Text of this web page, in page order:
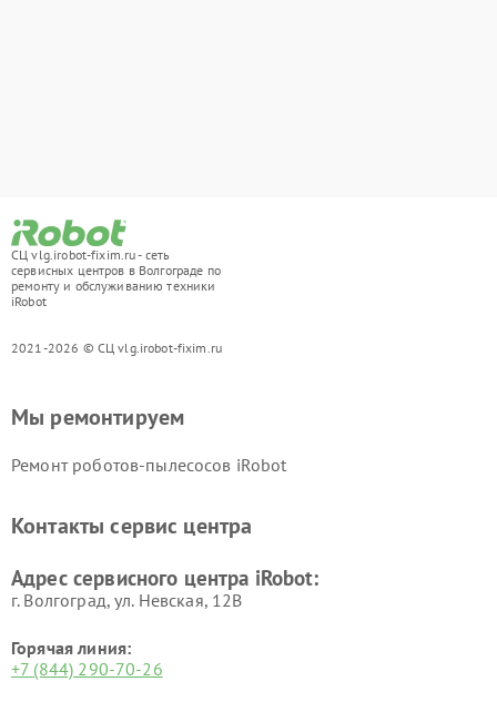
СЦ vlg.irobot-fixim.ru - сеть
сервисных центров в Волгограде по
ремонту и обслуживанию техники
iRobot
2021-2026 © СЦ vlg.irobot-fixim.ru
Мы ремонтируем
Ремонт роботов-пылесосов iRobot
Контакты сервис центра
Адрес сервисного центра iRobot:
г. Волгоград, ул. Невская, 12В
Горячая линия:
+7 (844) 290-70-26